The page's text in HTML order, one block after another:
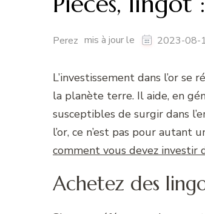
Perez mis à jour le 2023-08-
L’investissement dans l’or
la planète terre. Il aide, en
susceptibles de surgir dans
l’or, ce n’est pas pour
comment vous devez investir
Achetez des